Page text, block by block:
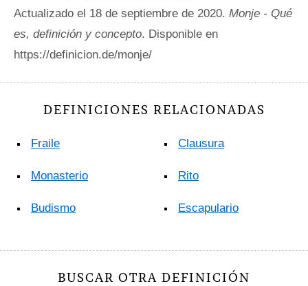
Actualizado el 18 de septiembre de 2020. Monje - Qué
es, definición y concepto. Disponible en
https://definicion.de/monje/
DEFINICIONES RELACIONADAS
Fraile
Monasterio
Budismo
Clausura
Rito
Escapulario
BUSCAR OTRA DEFINICIÓN